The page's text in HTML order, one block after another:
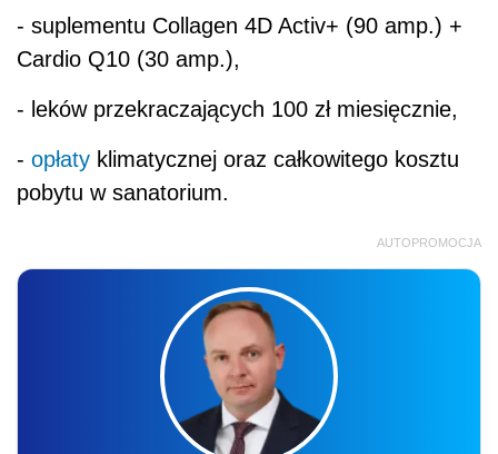
- suplementu Collagen 4D Activ+ (90 amp.) +
Cardio Q10 (30 amp.),
- leków przekraczających 100 zł miesięcznie,
- opłaty klimatycznej oraz całkowitego kosztu
pobytu w sanatorium.
AUTOPROMOCJA